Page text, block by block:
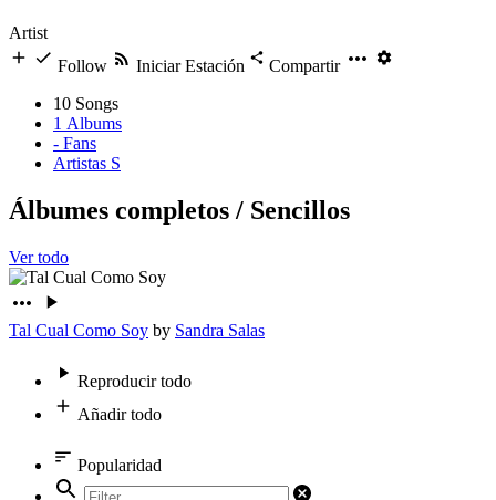
Artist
Follow
Iniciar Estación
Compartir
10 Songs
1 Albums
- Fans
Artistas S
Álbumes completos / Sencillos
Ver todo
Tal Cual Como Soy by Sandra Salas
Reproducir todo
Añadir todo
Popularidad